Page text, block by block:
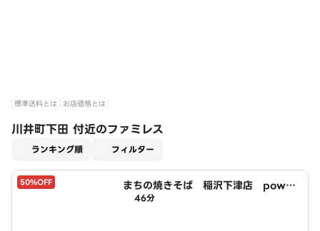
標準送料とは お店価格とは
川井町下田 付近のファミレス
ランキング順 フィルター
50%OFF
まちの焼きそば 稲沢下津店 power
ed by LAWSON
46分